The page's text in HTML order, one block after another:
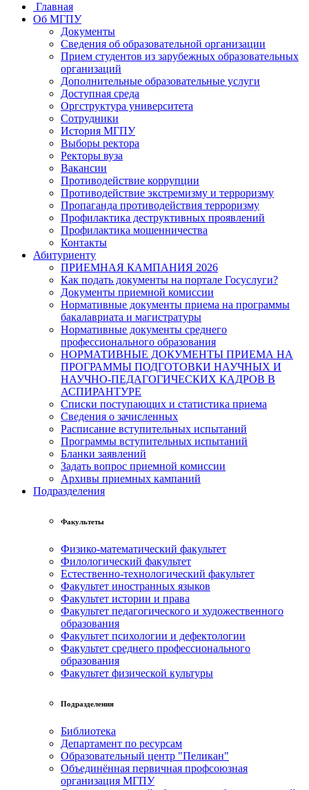
Главная
Об МГПУ
Документы
Сведения об образовательной организации
Прием студентов из зарубежных образовательных
организаций
Дополнительные образовательные услуги
Доступная среда
Оргструктура университета
Сотрудники
История МГПУ
Выборы ректора
Ректоры вуза
Вакансии
Противодействие коррупции
Противодействие экстремизму и терроризму
Пропаганда противодействия терроризму
Профилактика деструктивных проявлений
Профилактика мошенничества
Контакты
Абитуриенту
ПРИЕМНАЯ КАМПАНИЯ 2026
Как подать документы на портале Госуслуги?
Документы приемной комиссии
Нормативные документы приема на программы
бакалавриата и магистратуры
Нормативные документы среднего
профессионального образования
НОРМАТИВНЫЕ ДОКУМЕНТЫ ПРИЕМА НА
ПРОГРАММЫ ПОДГОТОВКИ НАУЧНЫХ И
НАУЧНО-ПЕДАГОГИЧЕСКИХ КАДРОВ В
АСПИРАНТУРЕ
Списки поступающих и статистика приема
Сведения о зачисленных
Расписание вступительных испытаний
Программы вступительных испытаний
Бланки заявлений
Задать вопрос приемной комиссии
Архивы приемных кампаний
Подразделения
Факультеты
Физико-математический факультет
Филологический факультет
Естественно-технологический факультет
Факультет иностранных языков
Факультет истории и права
Факультет педагогического и художественного
образования
Факультет психологии и дефектологии
Факультет среднего профессионального
образования
Факультет физической культуры
Подразделения
Библиотека
Департамент по ресурсам
Образовательный центр "Пеликан"
Объединённая первичная профсоюзная
организация МГПУ